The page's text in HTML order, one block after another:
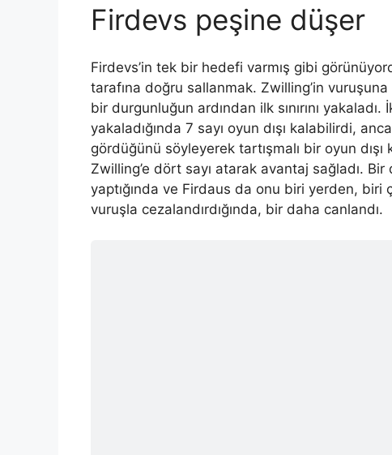
Firdevs peşine düşer
Firdevs’in tek bir hedefi varmış gibi
tarafına doğru sallanmak. Zwilling’in
bir durgunluğun ardından ilk sınırını
yakaladığında 7 sayı oyun dışı kalabilirdi,
gördüğünü söyleyerek tartışmalı bir oyun
Zwilling’e dört sayı atarak avantaj sağladı.
yaptığında ve Firdaus da onu biri yerden,
vuruşla cezalandırdığında, bir daha canlandı.